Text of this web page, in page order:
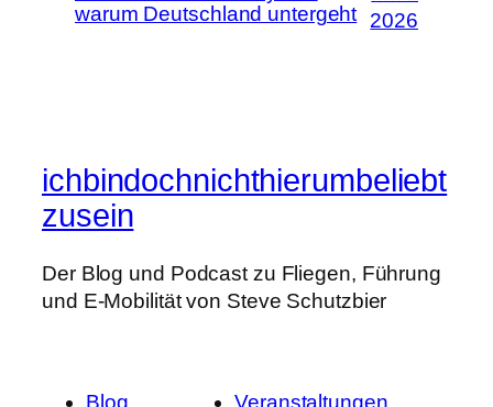
warum Deutschland untergeht
2026
ichbindochnichthierumbeliebt
zusein
Der Blog und Podcast zu Fliegen, Führung
und E-Mobilität von Steve Schutzbier
Blog
Veranstaltungen